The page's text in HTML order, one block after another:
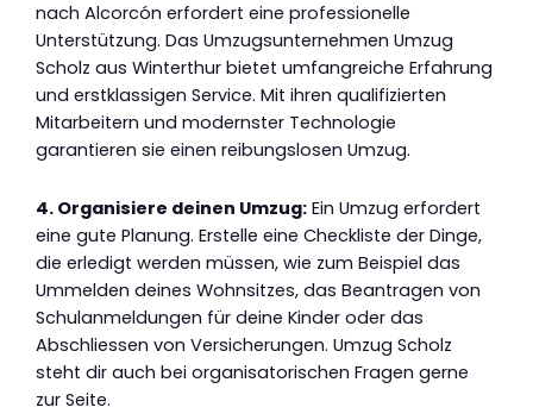
nach Alcorcón erfordert eine professionelle
Unterstützung. Das Umzugsunternehmen Umzug
Scholz aus Winterthur bietet umfangreiche Erfahrung
und erstklassigen Service. Mit ihren qualifizierten
Mitarbeitern und modernster Technologie
garantieren sie einen reibungslosen Umzug.
4. Organisiere deinen Umzug: Ein Umzug erfordert
eine gute Planung. Erstelle eine Checkliste der Dinge,
die erledigt werden müssen, wie zum Beispiel das
Ummelden deines Wohnsitzes, das Beantragen von
Schulanmeldungen für deine Kinder oder das
Abschliessen von Versicherungen. Umzug Scholz
steht dir auch bei organisatorischen Fragen gerne
zur Seite.